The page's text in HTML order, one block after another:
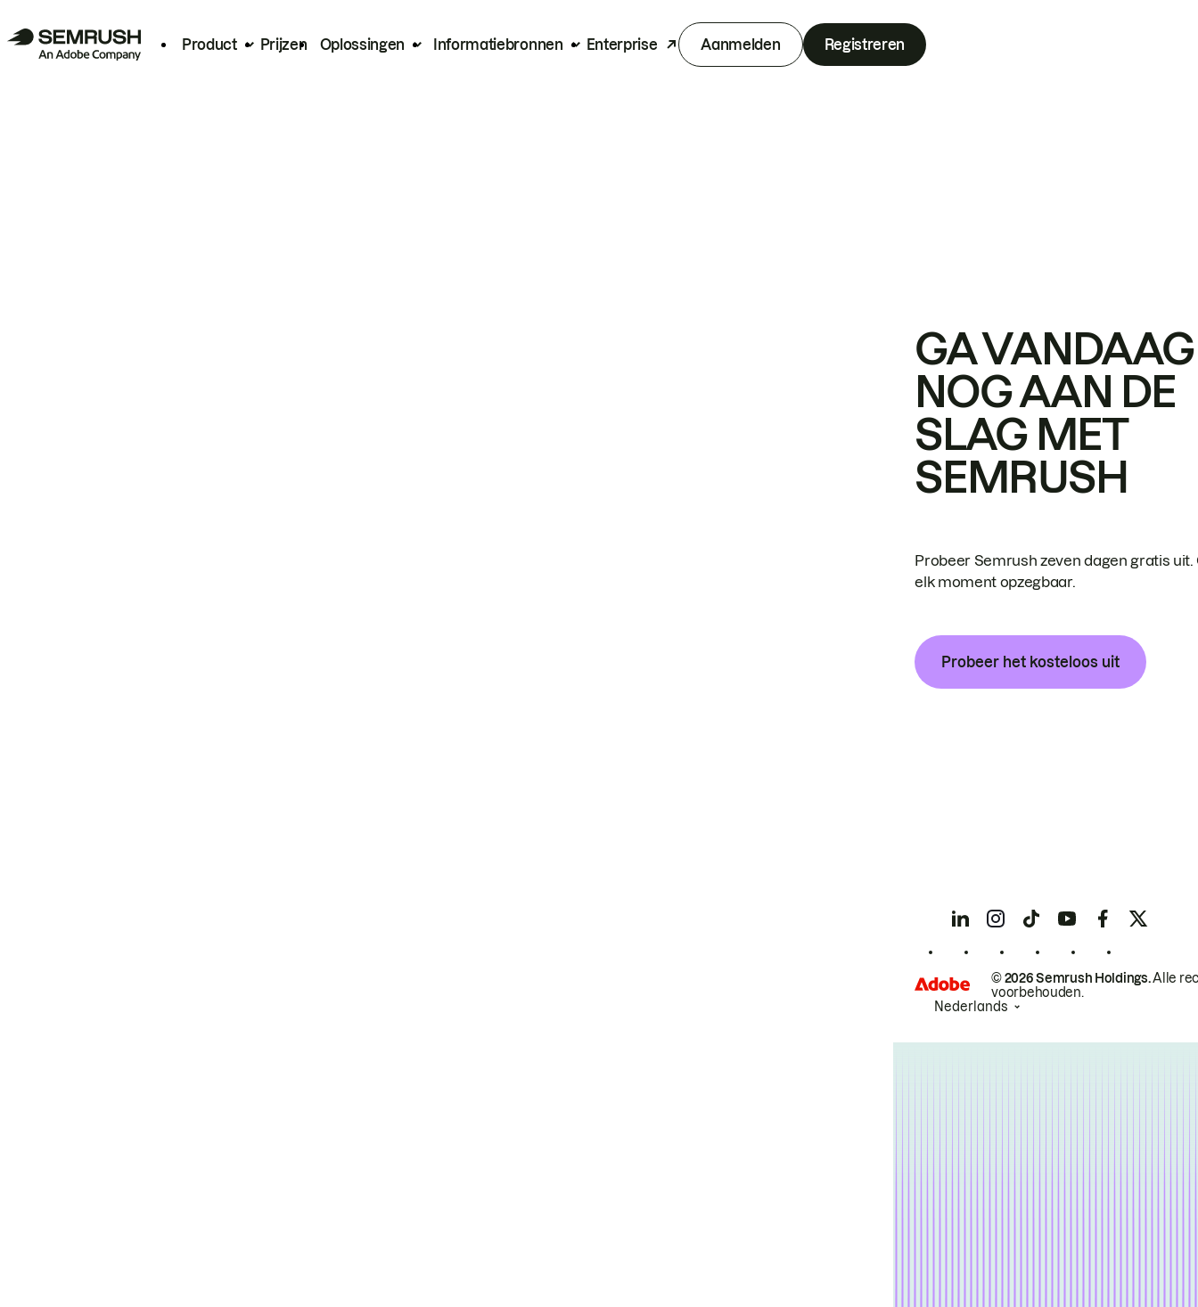
Product Prijzen Oplossingen Informatiebronnen Enterprise Aanmelden Registreren
GA VANDAAG
NOG AAN DE
SLAG MET
SEMRUSH
Probeer Semrush zeven dagen gratis uit.
elk moment opzegbaar.
Probeer het kosteloos uit
© 2026 Semrush Holdings.Alle
voorbehouden.
Nederlands